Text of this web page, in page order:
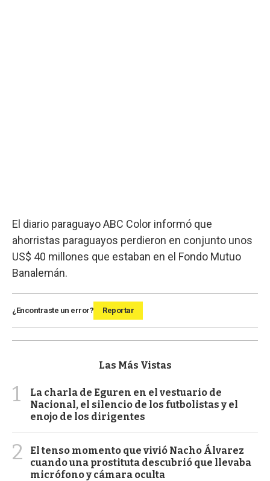
El diario paraguayo ABC Color informó que
ahorristas paraguayos perdieron en conjunto unos
US$ 40 millones que estaban en el Fondo Mutuo
Banalemán.
¿Encontraste un error? Reportar
Las Más Vistas
1
La charla de Eguren en el vestuario de
Nacional, el silencio de los futbolistas y el
enojo de los dirigentes
2
El tenso momento que vivió Nacho Álvarez
cuando una prostituta descubrió que llevaba
micrófono y cámara oculta